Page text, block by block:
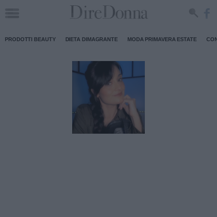
PRODOTTI BEAUTY DIETA DIMAGRANTE MODA PRIMAVERA ESTATE